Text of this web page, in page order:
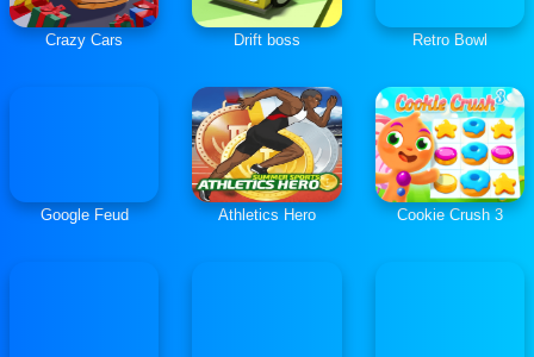
Crazy Cars Drift boss Retro Bowl
Google Feud Athletics Hero Cookie Crush 3